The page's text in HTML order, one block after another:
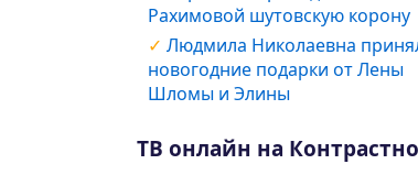
Рахимовой шутовскую корону
Людмила Николаевна
новогодние подарки от Лены
Шломы и Элины
ТВ онлайн на